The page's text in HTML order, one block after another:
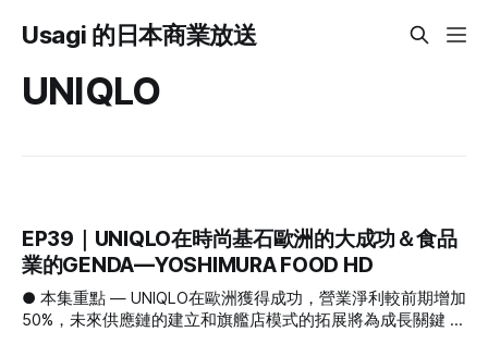
Usagi 的日本商業放送
UNIQLO
EP39｜UNIQLO在時尚基石歐洲的大成功＆食品
業的GENDA—YOSHIMURA FOOD HD
● 本集重點 — UNIQLO在歐洲獲得成功，營業淨利較前期增加
50%，未來供應鏈的建立和旗艦店模式的拓展將為成長關鍵 —